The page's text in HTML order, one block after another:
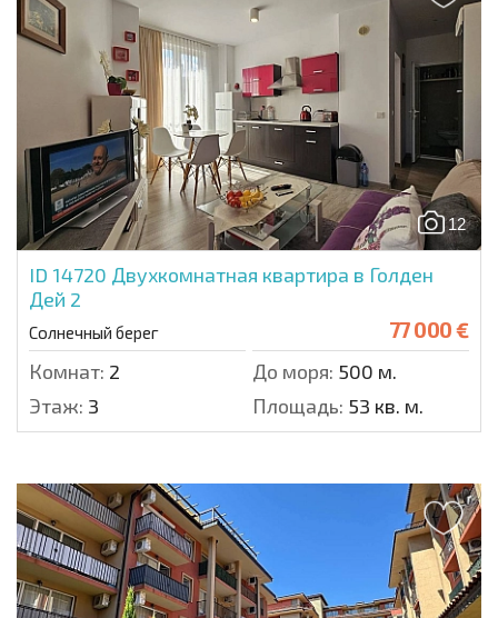
12
ID 14720 Двухкомнатная квартира в Голден
Дей 2
Солнечный берег 77 000 €
Комнат: 2 До моря: 500 м.
Этаж: 3 Площадь: 53 кв. м.